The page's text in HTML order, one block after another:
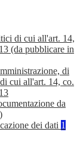
di cui all'art. 14,
(da pubblicare in
di
cui all'art. 14, co.
da
dei dati 1